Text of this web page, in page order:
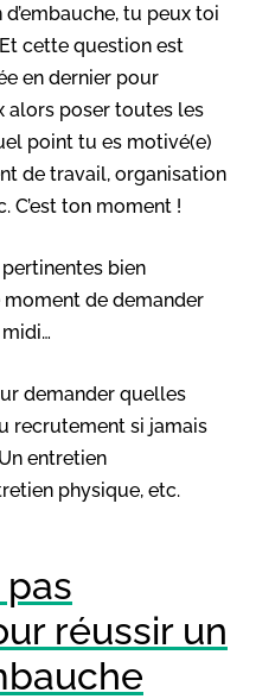
tu peux toi
cette question est
en dernier pour
alors poser toutes les
point tu es motivé(e)
de travail, organisation
C’est ton moment !
bien
moment de demander
demander quelles
recrutement si jamais
entretien
physique, etc.
réussir un